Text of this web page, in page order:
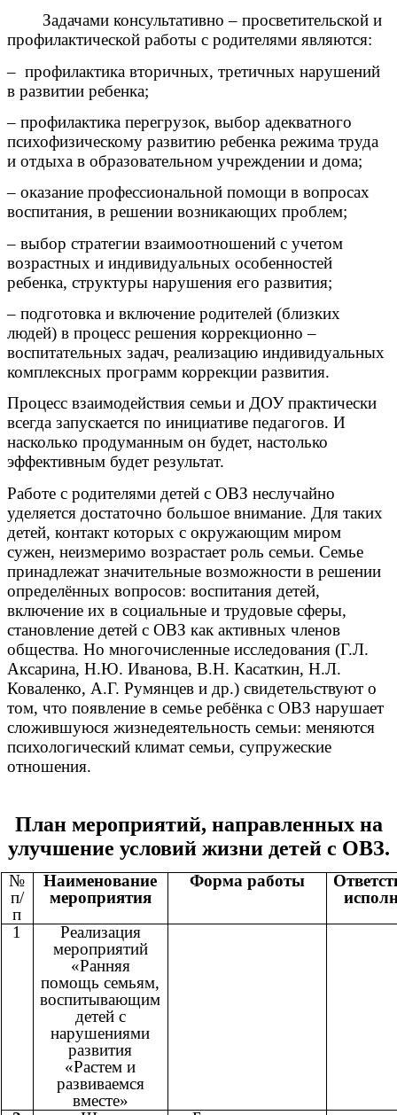
Задачами консультативно – просветительской и
профилактической работы с родителями являются:
– профилактика вторичных, третичных нарушений
в развитии ребенка;
– профилактика перегрузок, выбор адекватного
психофизическому развитию ребенка режима труда
и отдыха в образовательном учреждении и дома;
– оказание профессиональной помощи в вопросах
воспитания, в решении возникающих проблем;
– выбор стратегии взаимоотношений с учетом
возрастных и индивидуальных особенностей
ребенка, структуры нарушения его развития;
– подготовка и включение родителей (близких
людей) в процесс решения коррекционно –
воспитательных задач, реализацию индивидуальных
комплексных программ коррекции развития.
Процесс взаимодействия семьи и ДОУ практически
всегда запускается по инициативе педагогов. И
насколько продуманным он будет, настолько
эффективным будет результат.
Работе с родителями детей с ОВЗ неслучайно
уделяется достаточно большое внимание. Для таких
детей, контакт которых с окружающим миром
сужен, неизмеримо возрастает роль семьи. Семье
принадлежат значительные возможности в решении
определённых вопросов: воспитания детей,
включение их в социальные и трудовые сферы,
становление детей с ОВЗ как активных членов
общества. Но многочисленные исследования (Г.Л.
Аксарина, Н.Ю. Иванова, В.Н. Касаткин, Н.Л.
Коваленко, А.Г. Румянцев и др.) свидетельствуют о
том, что появление в семье ребёнка с ОВЗ нарушает
сложившуюся жизнедеятельность семьи: меняются
психологический климат семьи, супружеские
отношения.
План мероприятий, направленных на
улучшение условий жизни детей с ОВЗ.
№
п/
п
Наименование
мероприятия
Форма работы
1
Реализация
мероприятий
«Ранняя
помощь семьям,
воспитывающим
детей с
нарушениями
развития
«Растем и
развиваемся
вместе»